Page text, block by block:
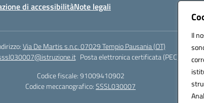
Il
di accessibilitàNote legali
Via De Martis s.n.c. 07029 Tempio Pausania (OT)
Posta elettronica certificata (PEC):
Codice fiscale: 91009410902
Codice meccanografico:SSSL030007